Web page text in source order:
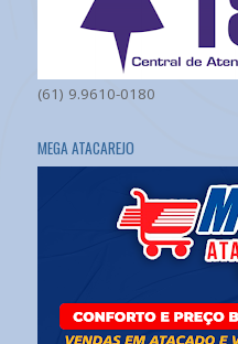
(61) 9.9610-0180
MEGA ATACAREJO